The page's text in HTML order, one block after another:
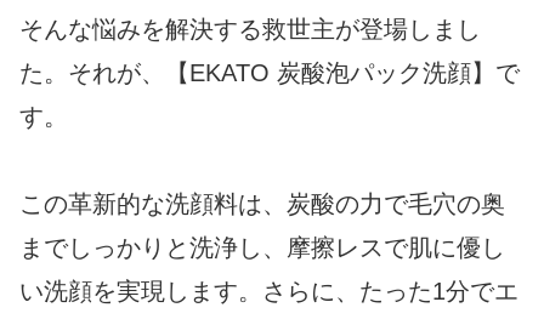
そんな悩みを解決する救世主が登場しまし
た。それが、【EKATO 炭酸泡パック洗顔】で
す。
この革新的な洗顔料は、炭酸の力で毛穴の奥
までしっかりと洗浄し、摩擦レスで肌に優し
い洗顔を実現します。さらに、たった1分でエ